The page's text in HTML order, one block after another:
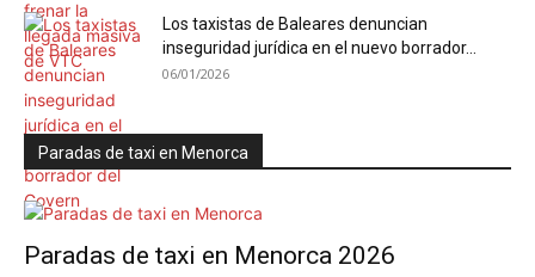
Los taxistas de Baleares denuncian
inseguridad jurídica en el nuevo borrador...
06/01/2026
Paradas de taxi en Menorca
Paradas de taxi en Menorca 2026